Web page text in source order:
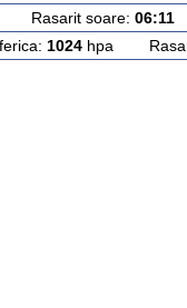
Rasarit soare: 06:11
1024hpa